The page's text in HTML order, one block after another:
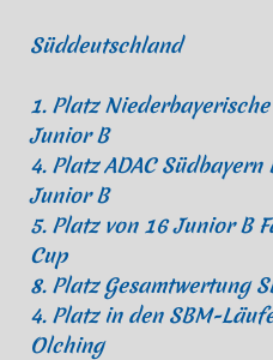
Süddeutschland
1. Platz
Junior B
4. Platz ADAC
Junior B
5. Platz von 16 Junior B
Cup
8. Platz Gesamtwertung
4. Platz in den SBM-
Olching